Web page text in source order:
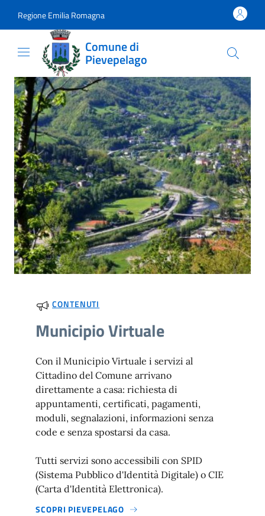
Regione Emilia Romagna
Comune di
Pievepelago
CONTENUTI
Municipio Virtuale
Con il Municipio Virtuale i servizi al
Cittadino del Comune arrivano
direttamente a casa: richiesta di
appuntamenti, certificati, pagamenti,
moduli, segnalazioni, informazioni senza
code e senza spostarsi da casa.
Tutti servizi sono accessibili con SPID
(Sistema Pubblico d'Identità Digitale) o CIE
(Carta d'Identità Elettronica).
SCOPRI PIEVEPELAGO